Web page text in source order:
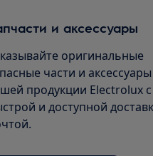
и аксессуары
оригинальные
части и
продукции Electrolux с
и доступной